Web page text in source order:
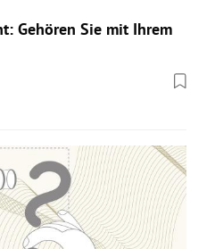
Gehören Sie mit Ihrem